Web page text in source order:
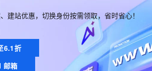
建站优惠，切换身份按需领取，省时省心！
6.1折
邮箱